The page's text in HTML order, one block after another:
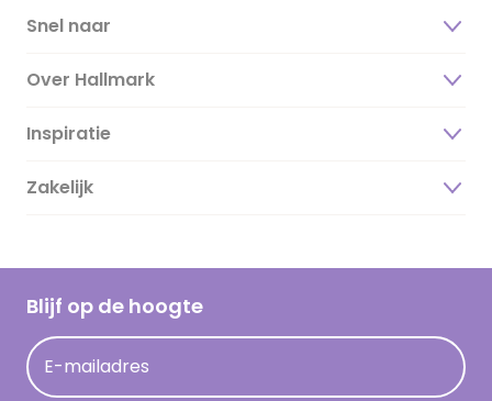
Snel naar
Over Hallmark
Over ons
Duurzaamheid
Hallmark Kaartclub
Acties
Persberichten
Inspiratie
Magazine
Cadeau inspiratie
Kaartinspiratie
Zakelijk
Blijf op de hoogte
E-mailadres